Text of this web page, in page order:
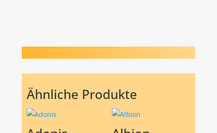
Ähnliche Produkte